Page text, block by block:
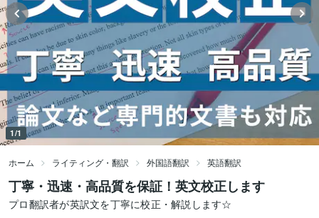
1/1
ホーム ライティング・翻訳 外国語翻訳 英語翻訳
丁寧・迅速・高品質を保証！英文校正します
プロ翻訳者が英訳文を丁寧に校正・解説します☆